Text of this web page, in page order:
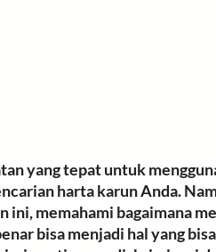
yang tepat untuk
harta karun Anda.
ini, memahami bagaimana
bisa menjadi hal yang